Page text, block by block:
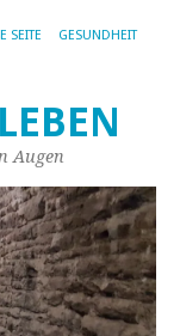
SEITE GESUNDHEIT
Augen